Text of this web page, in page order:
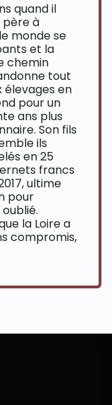
quand il
père à
monde se
et la
chemin
tout
élevages en
pour un
ans plus
Son fils
ils
en 25
francs
ultime
pour
la Loire a
compromis,